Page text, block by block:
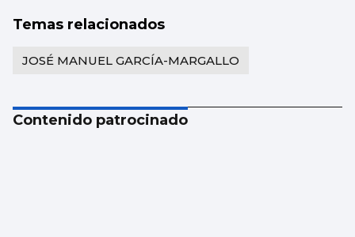
Temas relacionados
JOSÉ MANUEL GARCÍA-MARGALLO
Contenido patrocinado